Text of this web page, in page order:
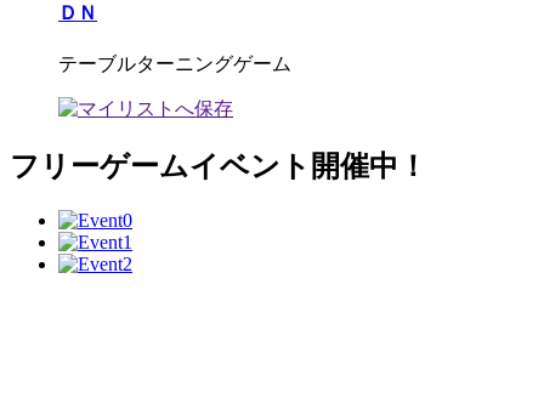
ＤＮ
テーブルターニングゲーム
フリーゲームイベント開催中！